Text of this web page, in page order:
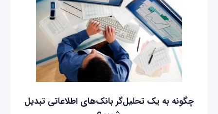
چگونه به یک تحلیل‌گر بانک‌های اطلاعاتی تبدیل